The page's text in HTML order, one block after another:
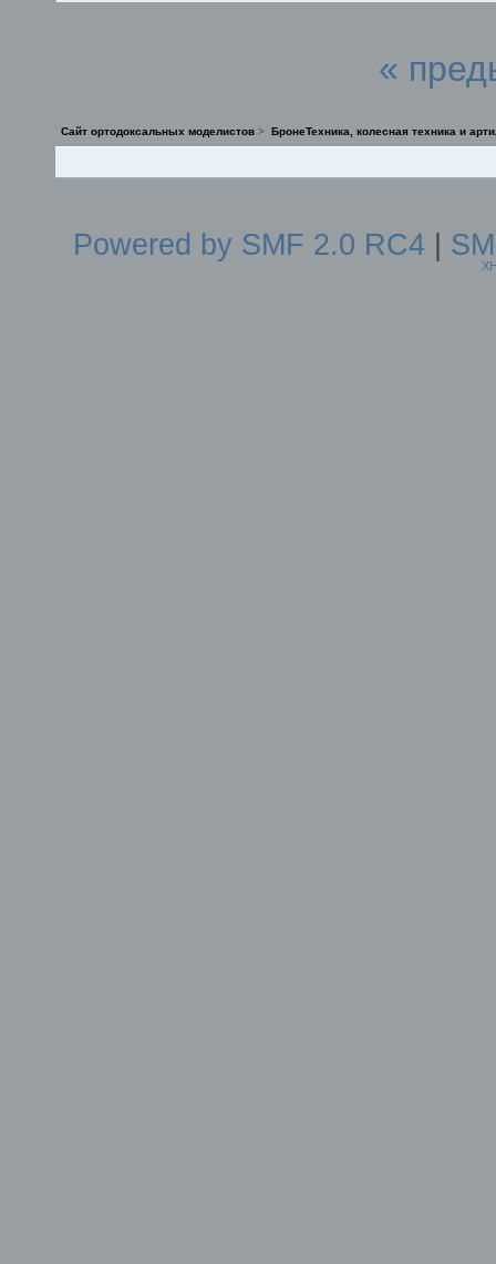
«
Сайт ортодоксальных моделистов > БронеТехника, колесная техника и
Powered by SMF 2.0 RC4